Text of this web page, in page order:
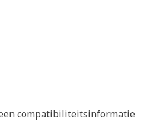
compatibiliteitsinformatie